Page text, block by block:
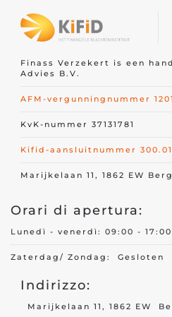
Finass Verzekert is een
Advies B.V.
AFM-vergunningnummer
KvK-nummer 37131781
Kifid-aansluitnummer
Marijkelaan 11, 1862 EW
Orari di apertura:
Lunedì - venerdì: 09:00 - 17:00
Zaterdag/ Zondag: Gesloten
Indirizzo:
Marijkelaan 11, 1862 EW